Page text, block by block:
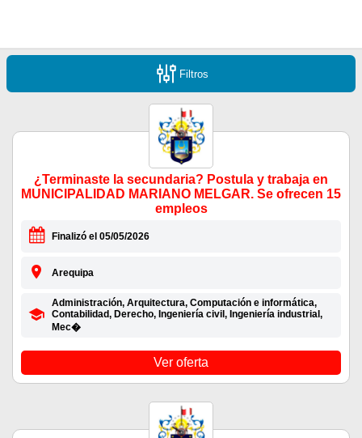
Filtros
¿Terminaste la secundaria? Postula y trabaja en
MUNICIPALIDAD MARIANO MELGAR. Se ofrecen 15
empleos
Finalizó el 05/05/2026
Arequipa
Administración, Arquitectura, Computación e informática,
Contabilidad, Derecho, Ingeniería civil, Ingeniería industrial,
Mec�
Ver oferta